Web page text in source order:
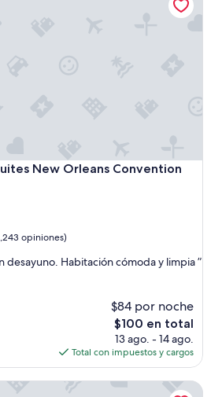
New Orleans Convention
New Orleans Convention Center
opiniones)
desayuno. Habitación cómoda y limpia ”
$84 por noche
El
precio
actual
es
de
$100 en total
13 ago. - 14 ago.
Total con impuestos y cargos
Orleans Convention Center